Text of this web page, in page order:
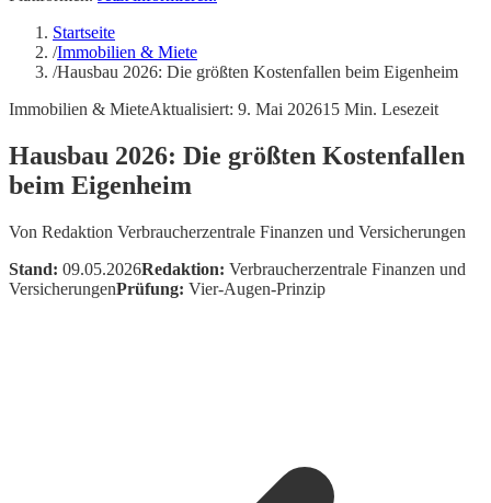
Startseite
/Immobilien & Miete
/Hausbau 2026: Die größten Kostenfallen beim Eigenheim
Immobilien & MieteAktualisiert: 9. Mai 202615 Min. Lesezeit
Hausbau 2026: Die größten Kostenfallen
beim Eigenheim
Von Redaktion Verbraucherzentrale Finanzen und Versicherungen
Stand: 09.05.2026Redaktion: Verbraucherzentrale Finanzen und
VersicherungenPrüfung: Vier-Augen-Prinzip